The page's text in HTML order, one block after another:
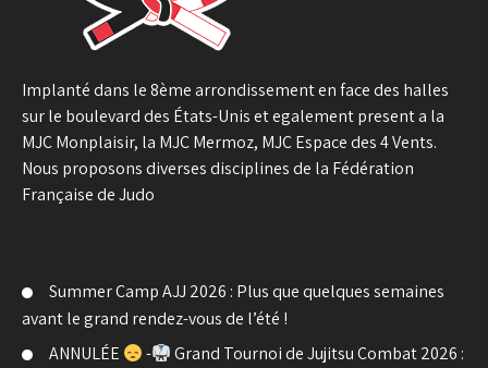
Implanté dans le 8ème arrondissement en face des halles
sur le boulevard des États-Unis et egalement present a la
MJC Monplaisir, la MJC Mermoz, MJC Espace des 4 Vents.
Nous proposons diverses disciplines de la Fédération
Française de Judo
Summer Camp AJJ 2026 : Plus que quelques semaines
avant le grand rendez-vous de l’été !
ANNULÉE
-
Grand Tournoi de Jujitsu Combat 2026 :